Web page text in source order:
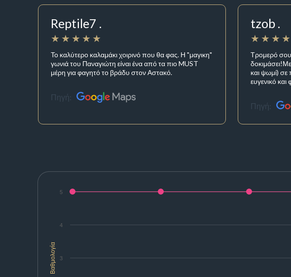
Reptile7 .
Το καλύτερο καλαμάκι χοιρινό που θα φας. Η "μαγικη"
γωνιά του Παναγιώτη είναι ένα από τα πιο MUST
μέρη για φαγητό το βράδυ στον Αστακό.
Πηγή:
tzob .
Τρομερό
και ψωμί)
ευγενικό και
Πηγή:
Βαθμολογία 3
4
5